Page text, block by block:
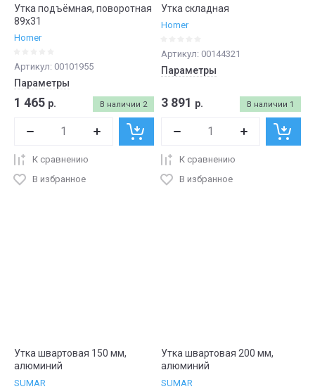
Утка подъёмная, поворотная
89х31
Homer
Артикул: 00101955
Параметры
В наличии 2
1 465 р.
К сравнению
В избранное
Утка складная
Homer
Артикул: 00144321
Параметры
В наличии 1
3 891 р.
К сравнению
В избранное
Утка швартовая 150 мм,
алюминий
SUMAR
Утка швартовая 200 мм,
алюминий
SUMAR